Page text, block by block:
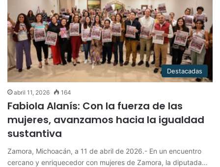
Destacadas
abril 11, 2026 164
Fabiola Alanís: Con la fuerza de las
mujeres, avanzamos hacia la igualdad
sustantiva
Zamora, Michoacán, a 11 de abril de 2026.- En un encuentro
cercano y enriquecedor con mujeres de Zamora, la diputada…